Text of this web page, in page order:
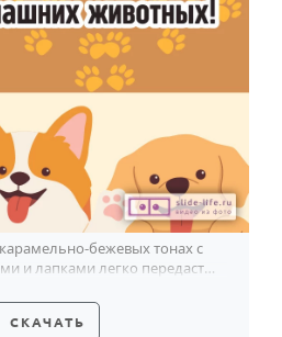
бежевых тонах с
и лапками легко передаст
СКАЧАТЬ